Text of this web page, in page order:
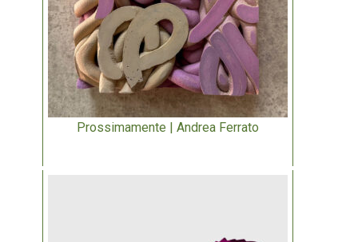
Prossimamente | Andrea Ferrato